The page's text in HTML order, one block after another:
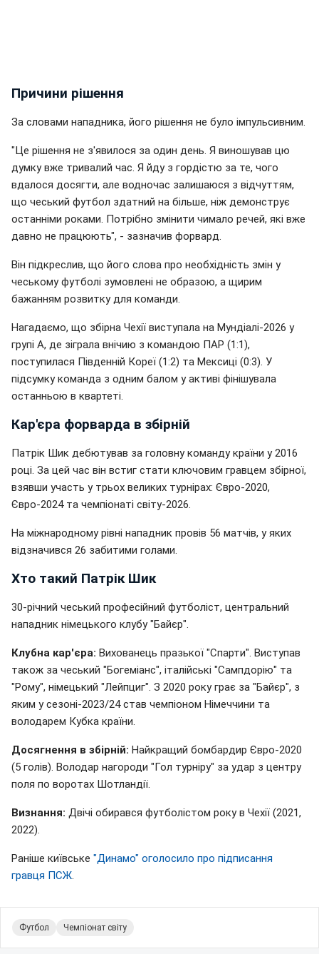
Причини рішення
За словами нападника, його рішення не було імпульсивним.
"Це рішення не з'явилося за один день. Я виношував цю
думку вже тривалий час. Я йду з гордістю за те, чого
вдалося досягти, але водночас залишаюся з відчуттям,
що чеський футбол здатний на більше, ніж демонструє
останніми роками. Потрібно змінити чимало речей, які вже
давно не працюють", - зазначив форвард.
Він підкреслив, що його слова про необхідність змін у
чеському футболі зумовлені не образою, а щирим
бажанням розвитку для команди.
Нагадаємо, що збірна Чехії виступала на Мундіалі-2026 у
групі А, де зіграла внічию з командою ПАР (1:1),
поступилася Південній Кореї (1:2) та Мексиці (0:3). У
підсумку команда з одним балом у активі фінішувала
останньою в квартеті.
Кар'єра форварда в збірній
Патрік Шик дебютував за головну команду країни у 2016
році. За цей час він встиг стати ключовим гравцем збірної,
взявши участь у трьох великих турнірах: Євро-2020,
Євро-2024 та чемпіонаті світу-2026.
На міжнародному рівні нападник провів 56 матчів, у яких
відзначився 26 забитими голами.
Хто такий Патрік Шик
30-річний чеський професійний футболіст, центральний
нападник німецького клубу "Байєр".
Клубна кар'єра: Вихованець празької "Спарти". Виступав
також за чеський "Богеміанс", італійські "Сампдорію" та
"Рому", німецький "Лейпциг". З 2020 року грає за "Байєр", з
яким у сезоні-2023/24 став чемпіоном Німеччини та
володарем Кубка країни.
Досягнення в збірній: Найкращий бомбардир Євро-2020
(5 голів). Володар нагороди "Гол турніру" за удар з центру
поля по воротах Шотландії.
Визнання: Двічі обирався футболістом року в Чехії (2021,
2022).
Раніше київське "Динамо" оголосило про підписання
гравця ПСЖ
Футбол Чемпіонат світу